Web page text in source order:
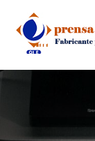
content